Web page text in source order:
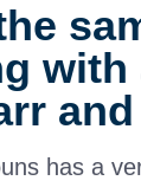
with
has a